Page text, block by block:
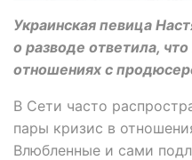
Украинская певица
о разводе ответила,
отношениях с
В Сети часто
пары кризис в
Влюбленные и сами